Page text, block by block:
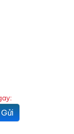
Gửi